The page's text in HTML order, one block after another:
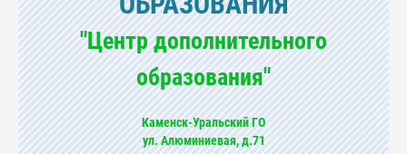
"Центр дополнительного
образования"
Каменск-Уральский ГО
ул. Алюминиевая, д.71